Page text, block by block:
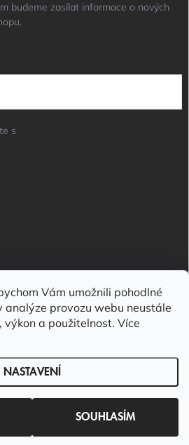
Vám umožnili pohodlné
analýze provozu webu neustále
výkon a použitelnost. Více
NASTAVENÍ
SOUHLASÍM
budeme zasílat informace o nových
s
Vytvořil Shoptet
shop. Všechna práva vyhrazena.Upravit